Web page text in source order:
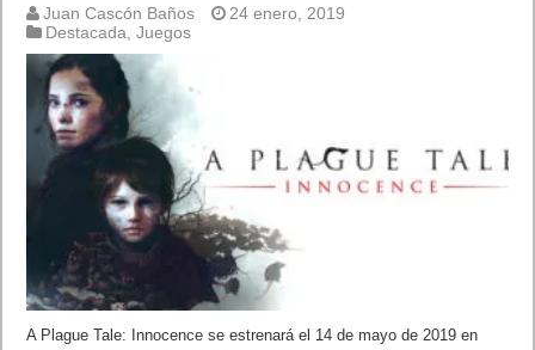
Juan Cascón Baños
24 enero, 2019
Destacada,Juegos
A Plague Tale: Innocence se estrenará el 14 de mayo de 2019 en